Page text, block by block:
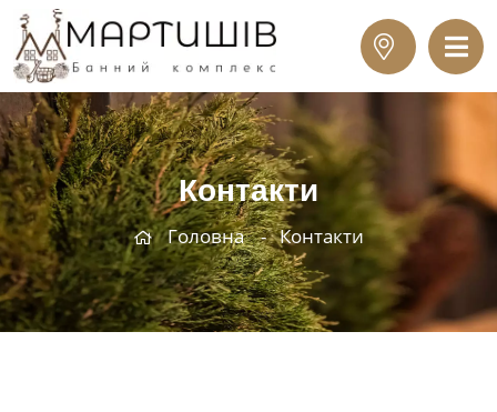
Контакти
Головна Контакти